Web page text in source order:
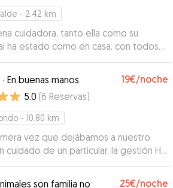
- 2.42 km
cuidadora, tanto ella como su
ha estado como en casa, con todos
necesarios y toda la atención al
sido 6 días en los cuales hemos
lejos y muy traquilos por el
feedback con marina. Altamente
eskerrik asko por todo.
· En buenas manos 19€/noche
5.0 (6 Reservas)
- 10.80 km
vez que dejábamos a nuestro
cuidado de un particular, la gestión Ha
Alberto un chico muy amable
mucha confianza, sin duda lo
son familia no
25€/noche